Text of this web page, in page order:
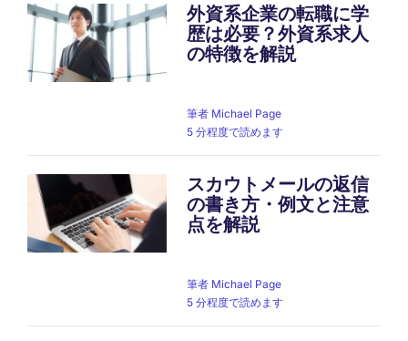
外資系企業の転職に学
歴は必要？外資系求人
の特徴を解説
筆者 Michael Page
5 分程度で読めます
スカウトメールの返信
の書き方・例文と注意
点を解説
筆者 Michael Page
5 分程度で読めます